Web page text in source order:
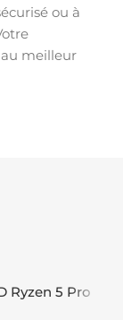
ou à
meilleur
Ryzen 5 Pro